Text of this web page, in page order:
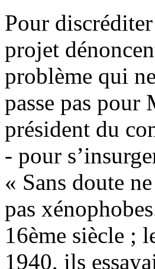
Pour
projet
problème qui
passe pas
président du
- pour
« Sans doute
pas
16ème siècle ;
1940, ils